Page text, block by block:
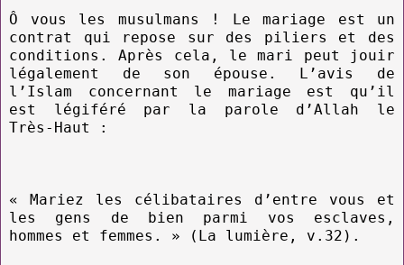
Ô vous les musulmans ! Le mariage est un
contrat qui repose sur des piliers et des
conditions. Après cela, le mari peut jouir
légalement de son épouse. L’avis de
l’Islam concernant le mariage est qu’il
est légiféré par la parole d’Allah le
Très-Haut :
« Mariez les célibataires d’entre vous et
les gens de bien parmi vos esclaves,
hommes et femmes. » (La lumière, v.32).